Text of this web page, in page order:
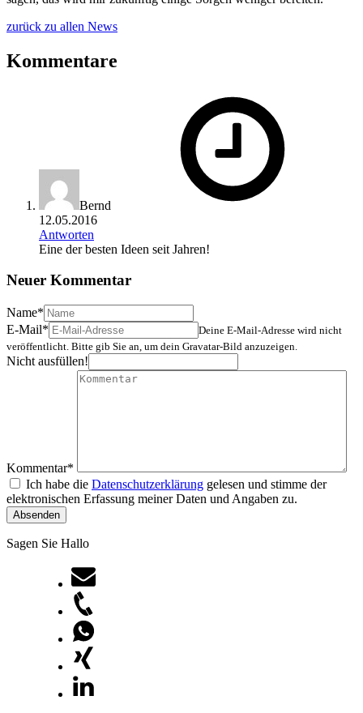
zurück zu allen News
Kommentare
Bernd
12.05.2016
Antworten
Eine der besten Ideen seit Jahren!
Neuer Kommentar
Name*
E-Mail*
Deine E-Mail-Adresse wird nicht
veröffentlicht. Bitte gib Sie an, um dein Gravatar-Bild anzuzeigen.
Nicht ausfüllen!
Kommentar*
Ich habe die Datenschutzerklärung gelesen und stimme der
elektronischen Erfassung meiner Daten und Angaben zu.
Sagen Sie Hallo